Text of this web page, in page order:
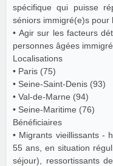
spécifique qui puisse
séniors immigré(e)s pour
• Agir sur les facteurs
personnes âgées
Localisations
• Paris (75)
• Seine-Saint-Denis (93)
• Val-de-Marne (94)
• Seine-Maritime (76)
Bénéficiaires
• Migrants vieillissants -
55 ans, en situation
séjour), ressortissants